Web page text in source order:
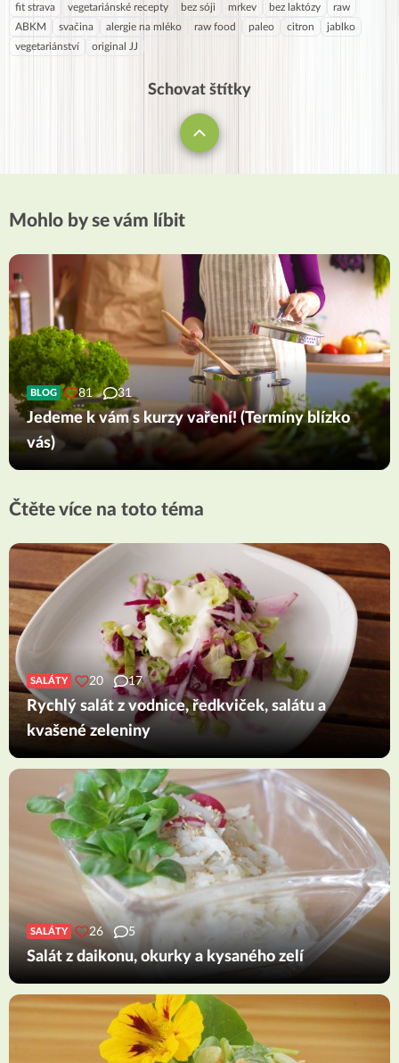
fit strava
vegetariánské recepty bez sóji mrkev bez laktózy
raw
ABKM
svačina alergie na mléko raw food paleo citron
jablko
vegetariánství
original JJ
Schovat štítky
Mohlo by se vám líbit
BLOG 81 31
Jedeme k vám s kurzy vaření! (Termíny blízko
vás)
Čtěte více na toto téma
SALÁTY 20 17
Rychlý salát z vodnice, ředkviček, salátu a
kvašené zeleniny
SALÁTY 26 5
Salát z daikonu, okurky a kysaného zelí